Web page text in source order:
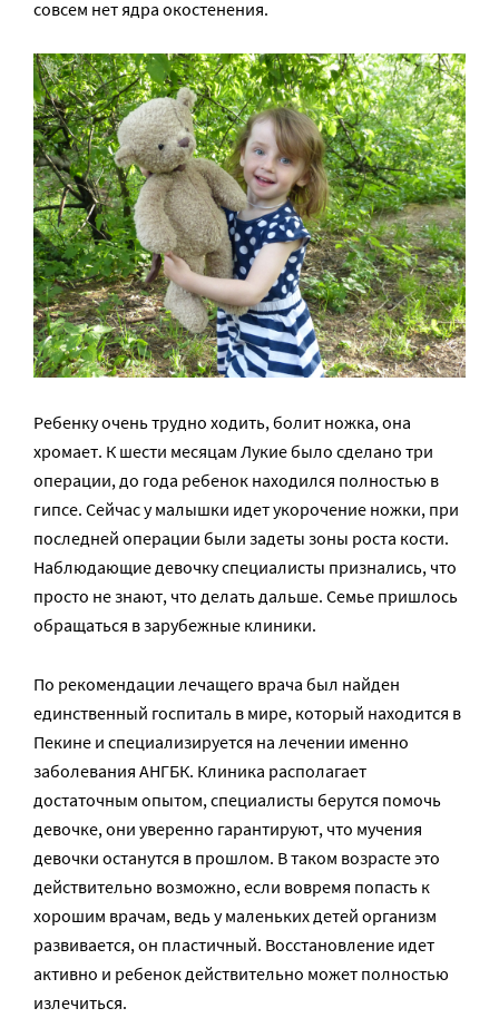
совсем нет ядра окостенения.
Ребенку очень трудно ходить, болит ножка, она
хромает. К шести месяцам Лукие было сделано три
операции, до года ребенок находился полностью в
гипсе. Сейчас у малышки идет укорочение ножки, при
последней операции были задеты зоны роста кости.
Наблюдающие девочку специалисты признались, что
просто не знают, что делать дальше. Семье пришлось
обращаться в зарубежные клиники.
По рекомендации лечащего врача был найден
единственный госпиталь в мире, который находится в
Пекине и специализируется на лечении именно
заболевания АНГБК. Клиника располагает
достаточным опытом, специалисты берутся помочь
девочке, они уверенно гарантируют, что мучения
девочки останутся в прошлом. В таком возрасте это
действительно возможно, если вовремя попасть к
хорошим врачам, ведь у маленьких детей организм
развивается, он пластичный. Восстановление идет
активно и ребенок действительно может полностью
излечиться.